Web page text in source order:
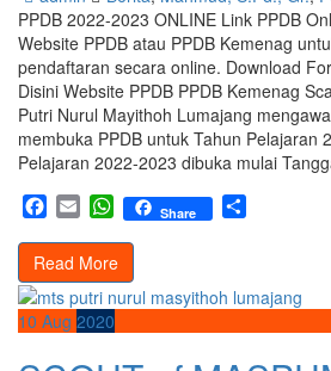
PPDB 2022-2023 ONLINE Link PPDB
Website PPDB atau PPDB Kemenag
pendaftaran secara online. Download
Disini Website PPDB PPDB Kemenag
Putri Nurul Mayithoh Lumajang
membuka PPDB untuk Tahun Pelajaran
Pelajaran 2022-2023 dibuka mulai
Facebook
EmailWhatsApp
Share
Read More
10 Aug 2020